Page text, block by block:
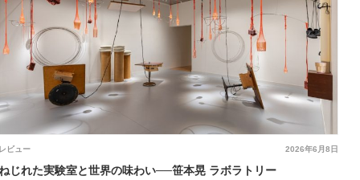
2026年6月8日
レビュー
じれた実験室と世界の味わい──笹本晃 ラボラトリー